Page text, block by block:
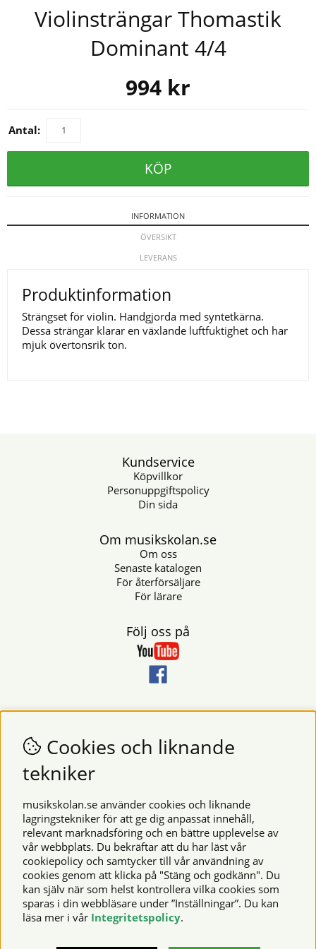
Violinsträngar Thomastik
Dominant 4/4
994 kr
Antal:
KÖP
INFORMATION
ÖVERSIKT
LEVERANS
Produktinformation
Strängset för violin. Handgjorda med syntetkärna.
Dessa strängar klarar en växlande luftfuktighet och har
mjuk övertonsrik ton.
Kundservice
Köpvillkor
Personuppgiftspolicy
Din sida
Om musikskolan.se
Om oss
Senaste katalogen
För återförsäljare
För lärare
Följ oss på
Nyhetsbrev
Vill du få nyheter och erbjudanden från oss? Fyll då i din e-
postadress i fältet nedan.
Säkra betalningar
© 2026 Musikskolan. Vi använder cookies -läs mer här
Cookies och liknande
tekniker
musikskolan.se använder cookies och liknande
lagringstekniker för att ge dig anpassat innehåll,
relevant marknadsföring och en bättre upplevelse av
vår webbplats. Du bekräftar att du har läst vår
cookiepolicy och samtycker till vår användning av
cookies genom att klicka på "Stäng och godkänn". Du
kan själv när som helst kontrollera vilka cookies som
sparas i din webbläsare under ”Inställningar”. Du kan
läsa mer i vår Integritetspolicy.